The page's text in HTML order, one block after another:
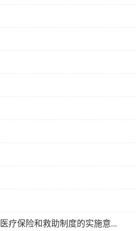
疗保险和救助制度的实施意...